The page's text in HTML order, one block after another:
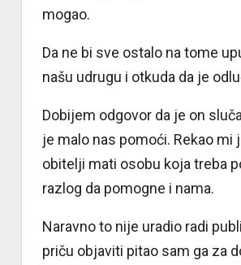
mogao.
Da ne bi sve ostalo na tome
našu udrugu i otkuda da je
Dobijem odgovor da je on
je malo nas pomoći. Rekao
obitelji mati osobu koja treba
razlog da pomogne i nama.
Naravno to nije uradio radi
priču objaviti pitao sam ga za